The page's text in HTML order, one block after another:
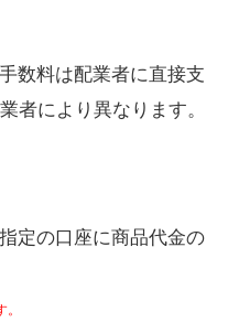
数料は配業者に直接支
者により異なります。
定の口座に商品代金の